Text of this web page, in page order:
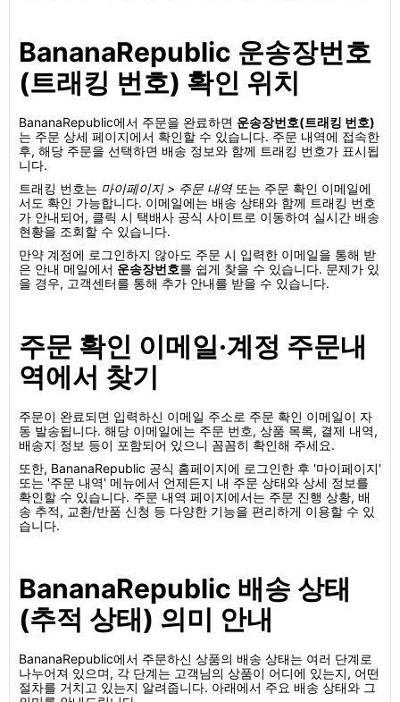
BananaRepublic 운송장번호
(트래킹 번호) 확인 위치
BananaRepublic에서 주문을 완료하면 운송장번호(트래킹 번호)
는 주문 상세 페이지에서 확인할 수 있습니다. 주문 내역에 접속한
후, 해당 주문을 선택하면 배송 정보와 함께 트래킹 번호가 표시됩
니다.
트래킹 번호는 마이페이지 > 주문 내역또는 주문 확인 이메일에
서도 확인 가능합니다. 이메일에는 배송 상태와 함께 트래킹 번호
가 안내되어, 클릭 시 택배사 공식 사이트로 이동하여 실시간 배송
현황을 조회할 수 있습니다.
만약 계정에 로그인하지 않아도 주문 시 입력한 이메일을 통해 받
은 안내 메일에서 운송장번호를 쉽게 찾을 수 있습니다. 문제가 있
을 경우, 고객센터를 통해 추가 안내를 받을 수 있습니다.
주문 확인 이메일·계정 주문내
역에서 찾기
주문이 완료되면 입력하신 이메일 주소로 주문 확인 이메일이 자
동 발송됩니다. 해당 이메일에는 주문 번호, 상품 목록, 결제 내역,
배송지 정보 등이 포함되어 있으니 꼼꼼히 확인해 주세요.
또한, BananaRepublic 공식 홈페이지에 로그인한 후 '마이페이지'
또는 '주문 내역' 메뉴에서 언제든지 내 주문 상태와 상세 정보를
확인할 수 있습니다. 주문 내역 페이지에서는 주문 진행 상황, 배
송 추적, 교환/반품 신청 등 다양한 기능을 편리하게 이용할 수 있
습니다.
BananaRepublic 배송 상태
(추적 상태) 의미 안내
BananaRepublic에서 주문하신 상품의 배송 상태는 여러 단계로
나누어져 있으며, 각 단계는 고객님의 상품이 어디에 있는지, 어떤
절차를 거치고 있는지 알려줍니다. 아래에서 주요 배송 상태와 그